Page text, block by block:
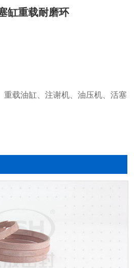
缸重载耐磨环
重载油缸、注谢机、油压机、活塞